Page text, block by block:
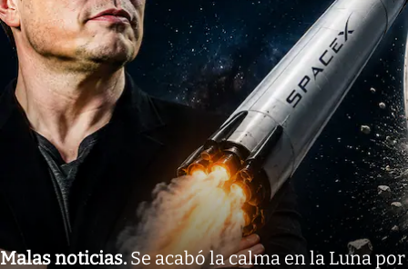
Malas noticias. Se acabó la calma en la Luna por